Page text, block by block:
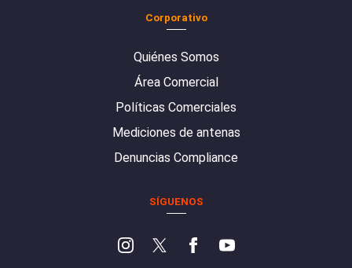
Corporativo
Quiénes Somos
Área Comercial
Políticas Comerciales
Mediciones de antenas
Denuncias Compliance
SÍGUENOS